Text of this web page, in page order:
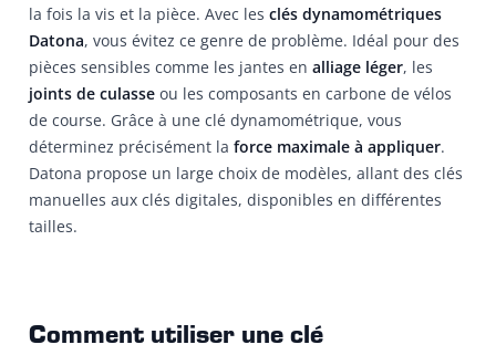
la fois la vis et la pièce. Avec les clés dynamométriques
Datona, vous évitez ce genre de problème. Idéal pour des
pièces sensibles comme les jantes en alliage léger, les
joints de culasse ou les composants en carbone de vélos
de course. Grâce à une clé dynamométrique, vous
déterminez précisément la force maximale à appliquer.
Datona propose un large choix de modèles, allant des clés
manuelles aux clés digitales, disponibles en différentes
tailles.
Comment utiliser une clé